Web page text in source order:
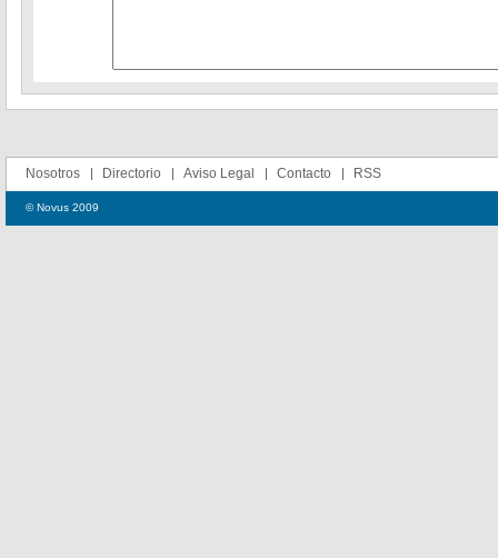
Nosotros Directorio Aviso Legal Contacto RSS
© Novus 2009